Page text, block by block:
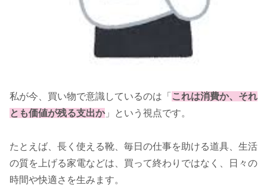
私が今、買い物で意識しているのは「 これは消費か、それ
とも価値が残る支出か」という視点です。
たとえば、長く使える靴、毎日の仕事を助ける道具、生活
の質を上げる家電などは、買って終わりではなく、日々の
時間や快適さを生みます。